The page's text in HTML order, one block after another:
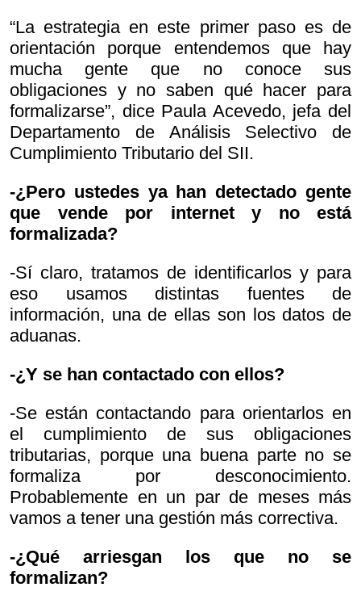
“La estrategia en este primer paso es de
orientación porque entendemos que hay
mucha gente que no conoce sus
obligaciones y no saben qué hacer para
formalizarse”, dice Paula Acevedo, jefa del
Departamento de Análisis Selectivo de
Cumplimiento Tributario del SII.
-¿Pero ustedes ya han detectado gente
que vende por internet y no está
formalizada?
-Sí claro, tratamos de identificarlos y para
eso usamos distintas fuentes de
información, una de ellas son los datos de
aduanas.
-¿Y se han contactado con ellos?
-Se están contactando para orientarlos en
el cumplimiento de sus obligaciones
tributarias, porque una buena parte no se
formaliza por desconocimiento.
Probablemente en un par de meses más
vamos a tener una gestión más correctiva.
-¿Qué arriesgan los que no se
formalizan?